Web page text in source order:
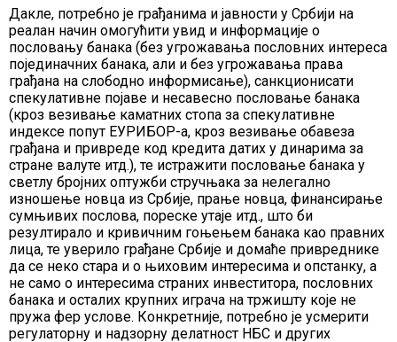
Дакле, потребно је грађанима и јавности у Србији на
реалан начин омогућити увид и информације о
пословању банака (без угрожавања пословних интереса
појединачних банака, али и без угрожавања права
грађана на слободно информисање), санкционисати
спекулативне појаве и несавесно пословање банака
(кроз везивање каматних стопа за спекулативне
индексе попут ЕУРИБОР-а, кроз везивање обавеза
грађана и привреде код кредита датих у динарима за
стране валуте итд.), те истражити пословање банака у
светлу бројних оптужби стручњака за нелегално
изношење новца из Србије, прање новца, финансирање
сумњивих послова, пореске утаје итд., што би
резултирало и кривичним гоњењем банака као правних
лица, те уверило грађане Србије и домаће привреднике
да се неко стара и о њиховим интересима и опстанку, а
не само о интересима страних инвеститора, пословних
банака и осталих крупних играча на тржишту које не
пружа фер услове. Конкретније, потребно је усмерити
регулаторну и надзорну делатност НБС и других